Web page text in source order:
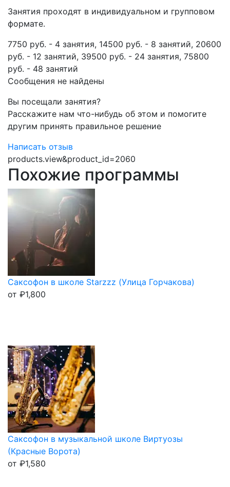
Занятия проходят в индивидуальном и групповом
формате.
7750 руб. - 4 занятия, 14500 руб. - 8 занятий, 20600
руб. - 12 занятий, 39500 руб. - 24 занятия, 75800
руб. - 48 занятий
Сообщения не найдены
Вы посещали занятия?
Расскажите нам что-нибудь об этом и помогите
другим принять правильное решение
Написать отзыв
products.view&product_id=2060
Похожие программы
Саксофон в школе Starzzz (Улица Горчакова)
от ₽1,800
Саксофон в музыкальной школе Виртуозы
(Красные Ворота)
от ₽1,580